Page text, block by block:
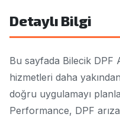
Detaylı Bilgi
Bu sayfada Bilecik DPF
hizmetleri daha
doğru uygulamayı
Performance, DPF